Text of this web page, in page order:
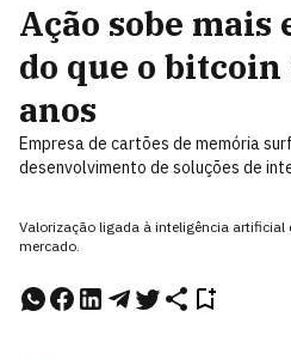
Ação sobe mais
do que o
anos
Empresa de cartões de memória
desenvolvimento de soluções de
Valorização ligada à inteligência
mercado.